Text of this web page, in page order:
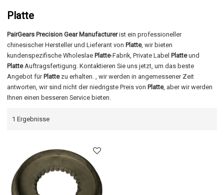
Platte
PairGears Precision Gear Manufacturerist ein professioneller
chinesischer Hersteller und Lieferant von Platte, wir bieten
kundenspezifische Wholeslae Platte-Fabrik, Private Label Platteund
PlatteAuftragsfertigung. Kontaktieren Sie uns jetzt, um das beste
Angebot für Plattezu erhalten. , wir werden in angemessener Zeit
antworten, wir sind nicht der niedrigste Preis von Platte, aber wir werden
Ihnen einen besseren Service bieten.
1 Ergebnisse